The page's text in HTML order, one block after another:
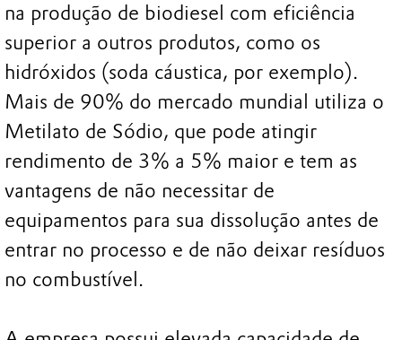
na produção de biodiesel com eficiência
superior a outros produtos, como os
hidróxidos (soda cáustica, por exemplo).
Mais de 90% do mercado mundial utiliza o
Metilato de Sódio, que pode atingir
rendimento de 3% a 5% maior e tem as
vantagens de não necessitar de
equipamentos para sua dissolução antes de
entrar no processo e de não deixar resíduos
no combustível.